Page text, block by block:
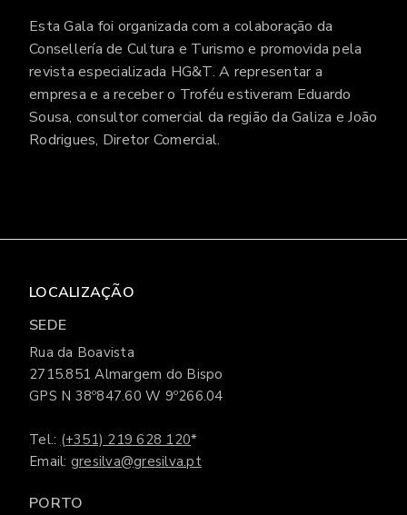
Esta Gala foi organizada com a colaboração da
Consellería de Cultura e Turismo e promovida pela
revista especializada HG&T. A representar a
empresa e a receber o Troféu estiveram Eduardo
Sousa, consultor comercial da região da Galiza e João
Rodrigues, Diretor Comercial.
LOCALIZAÇÃO
SEDE
Rua da Boavista
2715.851 Almargem do Bispo
GPS N 38º847.60 W 9º266.04
Tel.: (+351) 219 628 120*
Email: gresilva@gresilva.pt
PORTO